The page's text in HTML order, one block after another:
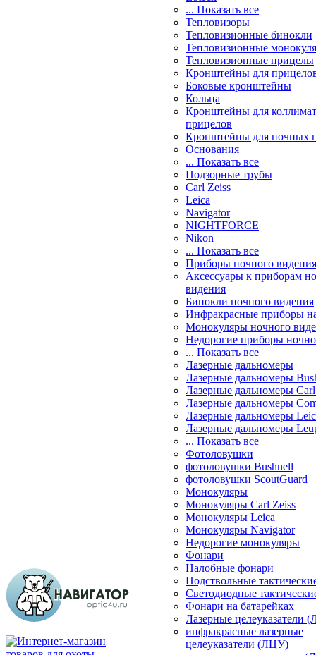
... Показать все
Тепловизоры
Тепловизионные бинокли
Тепловизионные
Тепловизионные прицелы
Кронштейны для
Боковые кронштейны
Кольца
Кронштейны для
прицелов
Кронштейны для ночных
Основания
... Показать все
Подзорные трубы
Carl Zeiss
Leica
Navigator
NIGHTFORCE
Nikon
... Показать все
Приборы ночного видения
Аксессуары к приборам
видения
Бинокли ночного видения
Инфракрасные приборы
Монокуляры ночного
Недорогие приборы
... Показать все
Лазерные дальномеры
Лазерные дальномеры
Лазерные дальномеры
Лазерные дальномеры
Лазерные дальномеры
Лазерные дальномеры
... Показать все
Фотоловушки
фотоловушки Bushnell
фотоловушки ScoutGuard
Монокуляры
Монокуляры Carl Zeiss
Монокуляры Leica
Монокуляры Navigator
Недорогие монокуляры
Фонари
Налобные фонари
Подствольные
Светодиодные
Фонари на батарейках
Лазерные целеуказатели
инфракрасные лазерные
целеуказатели (ЛЦУ)